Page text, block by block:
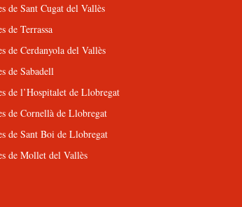
de Sant Cugat del Vallès
de Terrassa
de Cerdanyola del Vallès
de Sabadell
de l’Hospitalet de Llobregat
de Cornellà de Llobregat
de Sant Boi de Llobregat
de Mollet del Vallès